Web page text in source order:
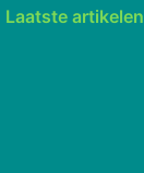
Laatste artikelen